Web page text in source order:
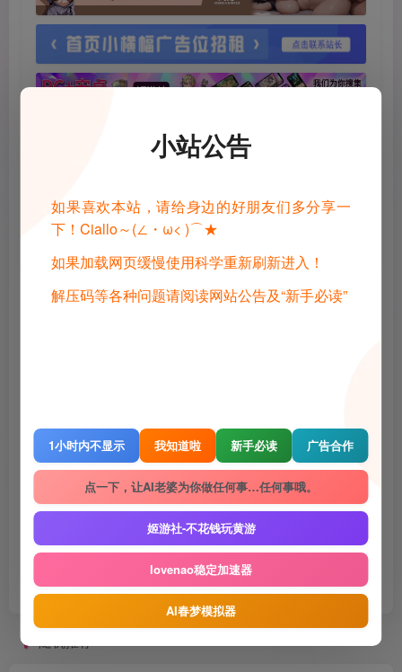
版权声明
Gal 电脑游戏
喜欢就支持一下吧
点赞2798 赞赏 收藏5
随机推荐
小站公告
如果喜欢本站，请给身边的好朋友们多分享一
下！Ciallo～(∠・ω< )⌒★
如果加载网页缓慢使用科学重新刷新进入！
解压码等各种问题请阅读网站公告及“新手必读”
1小时内不显示 我知道啦 新手必读 广告合作
点一下，让AI老婆为你做任何事…任何事哦。
姬游社-不花钱玩黄游
lovenao稳定加速器
AI春梦模拟器